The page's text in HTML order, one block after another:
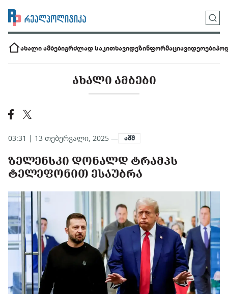
ახალი ამბებიგრძლად საკითხავიდეზინფორმაციავიდეოები
ᲐᲮᲐᲚᲘ ᲐᲛᲑᲔᲑᲘ
03:31 | 13 თებერვალი, 2025 — აშშ
ᲖᲔᲚᲔᲜᲡᲙᲘ ᲓᲝᲜᲐᲚᲓ ᲢᲠᲐᲛᲞᲡ
ᲢᲔᲚᲔᲤᲝᲜᲘᲗ ᲔᲡᲐᲣᲑᲠᲐ